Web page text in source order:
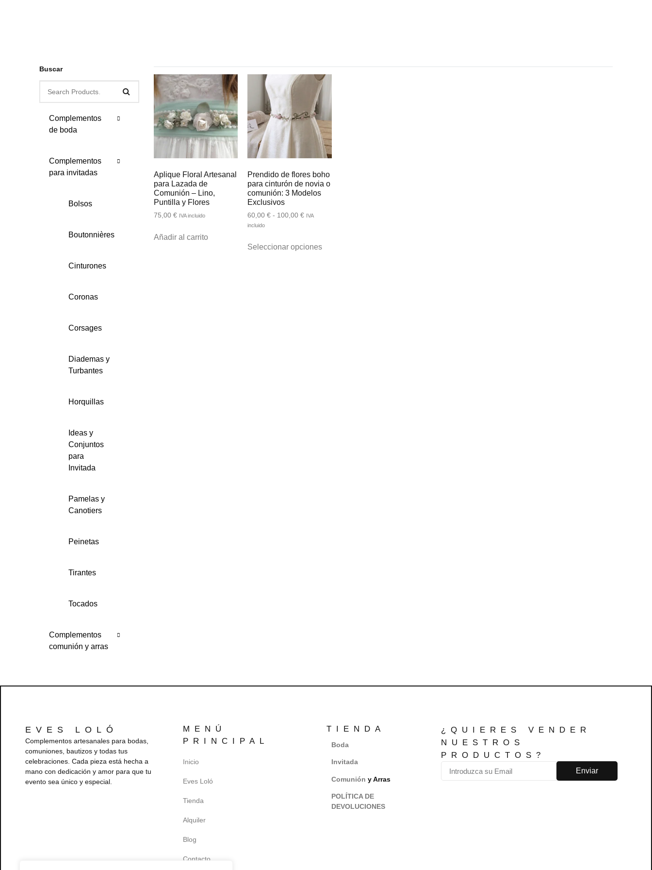
Buscar
Complementos
de boda
Bolsos
para Novias
Ideas y
Conjuntos
para Novios
Complementos
para invitadas
Bolsos
Boutonnières
Cinturones
Coronas
Corsages
Diademas y
Turbantes
Horquillas
Ideas y
Conjuntos
para
Invitada
Pamelas y
Canotiers
Peinetas
Tirantes
Tocados
Complementos
comunión y arras
Diademas
Horquillas
Aplique Floral Artesanal
para Lazada de
Comunión – Lino,
Puntilla y Flores
75,00€ IVA incluido
Añadir al carrito
Prendido de flores boho
para cinturón de novia o
comunión: 3 Modelos
Exclusivos
60,00€ - 100,00€ IVA
incluido
Seleccionar opciones
EVES LOLÓ
Complementos artesanales para bodas,
comuniones, bautizos y todas tus
celebraciones. Cada pieza está hecha a
mano con dedicación y amor para que tu
evento sea único y especial.
MENÚ
PRINCIPAL
Inicio
Eves Loló
Tienda
Alquiler
Blog
Contacto
TIENDA
Boda
Invitada
Comunión y Arras
POLÍTICA DE
DEVOLUCIONES
¿QUIERES VENDER
NUESTROS
PRODUCTOS?
Enviar